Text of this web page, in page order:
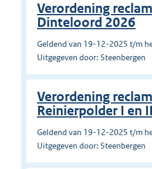
Verordening
Dinteloord 2026
Geldend van 19-12-2025 t/m
Uitgegeven door: Steenbergen
Verordening
Reinierpolder I en
Geldend van 19-12-2025 t/m
Uitgegeven door: Steenbergen